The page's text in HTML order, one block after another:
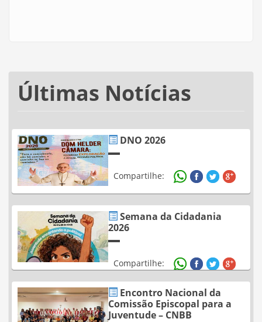
Últimas Notícias
DNO 2026
Compartilhe:
Semana da Cidadania
2026
Compartilhe:
Encontro Nacional da
Comissão Episcopal para a
Juventude – CNBB